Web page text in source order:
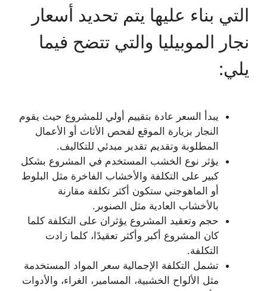
التي بناء عليها يتم تحديد أسعار
نجار الموبيليا والتي تتضح فيما
يلي:
يبدأ السعر عادة بتقييم أولي للمشروع حيث يقوم
النجار بزيارة الموقع لفحص الأثاث أو الأعمال
المطلوبة وتقديم تقدير مبدئي للتكاليف.
يؤثر نوع الخشب المستخدم في المشروع بشكل
كبير على التكلفة والأخشاب الفاخرة مثل البلوط
أو الماهوجني ستكون أكثر تكلفة مقارنة
بالأخشاب العادية مثل الصنوبر.
حجم وتعقيد المشروع يؤثران على التكلفة كلما
كان المشروع أكبر وأكثر تعقيدًا، كلما زادت
التكلفة.
تشمل التكلفة الإجمالية سعر المواد المستخدمة
مثل الألواح الخشبية، المسامير، الغراء، والأدوات